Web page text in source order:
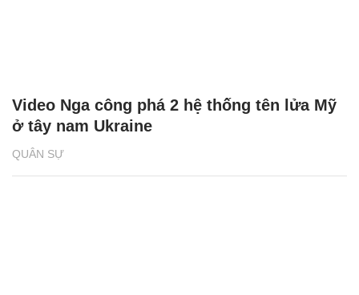
QUÂN SỰ
Video Nga công phá 2 hệ thống tên lửa Mỹ
ở tây nam Ukraine